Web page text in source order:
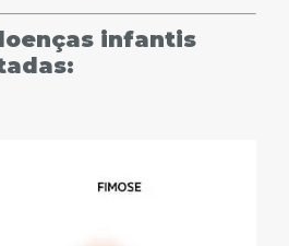
infantis